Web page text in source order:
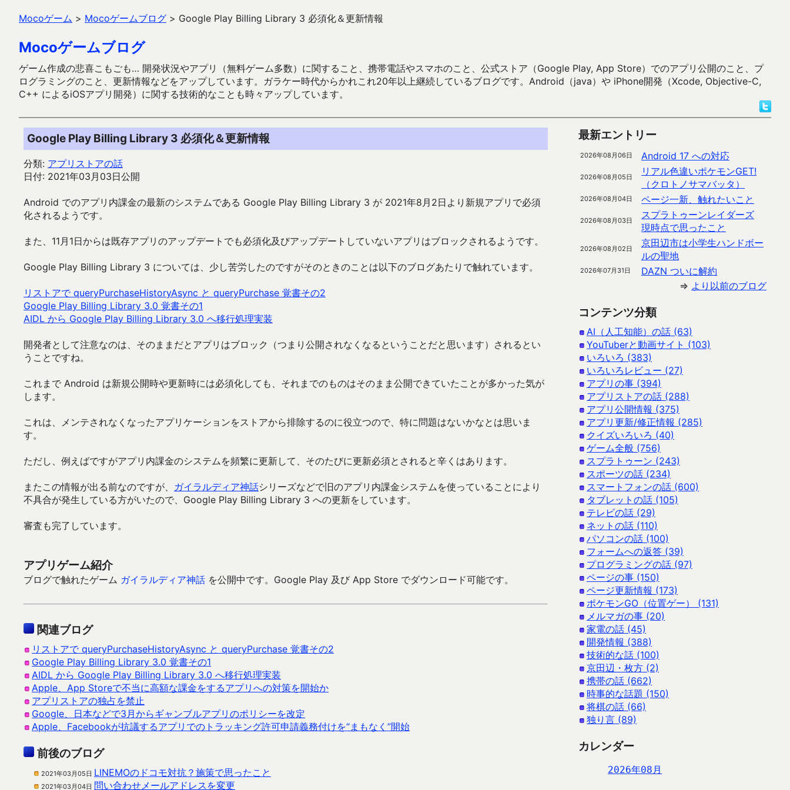
Mocoゲーム > Mocoゲームブログ > Google Play Billing Library 3 必須化＆更新情報
Mocoゲームブログ
ゲーム作成の悲喜こもごも… 開発状況やアプリ（無料ゲーム多数）に関すること、携帯電話やスマホのこと、公式ストア（Google Play, App Store）でのアプリ公開のこと、プ
ログラミングのこと、更新情報などをアップしています。ガラケー時代からかれこれ20年以上継続しているブログです。Android（java）や iPhone開発（Xcode, Objective-C,
C++ によるiOSアプリ開発）に関する技術的なことも時々アップしています。
Google Play Billing Library 3 必須化＆更新情報
分類: アプリストアの話
日付: 2021年03月03日公開
Android でのアプリ内課金の最新のシステムである Google Play Billing Library 3 が 2021年8月2日より新規アプリで必須
化されるようです。
また、11月1日からは既存アプリのアップデートでも必須化及びアップデートしていないアプリはブロックされるようです。
Google Play Billing Library 3 については、少し苦労したのですがそのときのことは以下のブログあたりで触れています。
リストアで queryPurchaseHistoryAsync と queryPurchase 覚書その2
Google Play Billing Library 3.0 覚書その1
AIDL から Google Play Billing Library 3.0 へ移行処理実装
開発者として注意なのは、そのままだとアプリはブロック（つまり公開されなくなるということだと思います）されるとい
うことですね。
これまで Android は新規公開時や更新時には必須化しても、それまでのものはそのまま公開できていたことが多かった気が
します。
これは、メンテされなくなったアプリケーションをストアから排除するのに役立つので、特に問題はないかなとは思いま
す。
ただし、例えばですがアプリ内課金のシステムを頻繁に更新して、そのたびに更新必須とされると辛くはあります。
またこの情報が出る前なのですが、 ガイラルディア神話シリーズなどで旧のアプリ内課金システムを使っていることにより
不具合が発生している方がいたので、Google Play Billing Library 3 への更新をしています。
審査も完了しています。
アプリゲーム紹介
ブログで触れたゲーム ガイラルディア神話 を公開中です。Google Play 及び App Store でダウンロード可能です。
関連ブログ
リストアで queryPurchaseHistoryAsync と queryPurchase 覚書その2
Google Play Billing Library 3.0 覚書その1
AIDL から Google Play Billing Library 3.0 へ移行処理実装
Apple、App Storeで不当に高額な課金をするアプリへの対策を開始か
アプリストアの独占を禁止
Google、日本などで3月からギャンブルアプリのポリシーを改定
Apple、Facebookが抗議するアプリでのトラッキング許可申請義務付けを“まもなく”開始
前後のブログ
2021年03月05日 LINEMOのドコモ対抗？施策で思ったこと
2021年03月04日 問い合わせメールアドレスを変更
最新エントリー
2026年08月06日 Android 17 への対応
2026年08月05日
リアル色違いポケモンGET!
（クロトノサマバッタ）
2026年08月04日 ページ一新、触れたいこと
2026年08月03日
スプラトゥーンレイダーズ
現時点で思ったこと
2026年08月02日
京田辺市は小学生ハンドボー
ルの聖地
2026年07月31日
DAZN ついに解約
⇒ より以前のブログ
コンテンツ分類
AI（人工知能）の話 (63)
YouTuberと動画サイト (103)
いろいろ (383)
いろいろレビュー (27)
アプリの事 (394)
アプリストアの話 (288)
アプリ公開情報 (375)
アプリ更新/修正情報 (285)
クイズいろいろ (40)
ゲーム全般 (756)
スプラトゥーン (243)
スポーツの話 (234)
スマートフォンの話 (600)
タブレットの話 (105)
テレビの話 (29)
ネットの話 (110)
パソコンの話 (100)
フォームへの返答 (39)
プログラミングの話 (97)
ページの事 (150)
ページ更新情報 (173)
ポケモンGO（位置ゲー） (131)
メルマガの事 (20)
家電の話 (45)
開発情報 (388)
技術的な話 (100)
京田辺・枚方 (2)
携帯の話 (662)
時事的な話題 (150)
将棋の話 (66)
独り言 (89)
カレンダー
2026年08月